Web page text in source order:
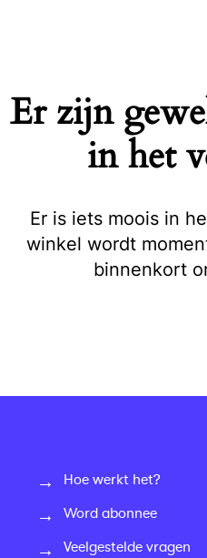
Er zijn
in het
Er is iets moois in
winkel wordt
binnenkort
Hoe werkt het?
Word abonnee
Veelgestelde vragen